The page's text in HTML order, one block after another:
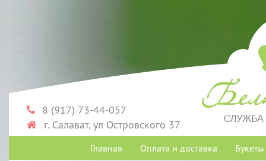
8 (917) 73-44-057
г. Салават, ул Островского 37
Главная Оплата и доставка Букеты